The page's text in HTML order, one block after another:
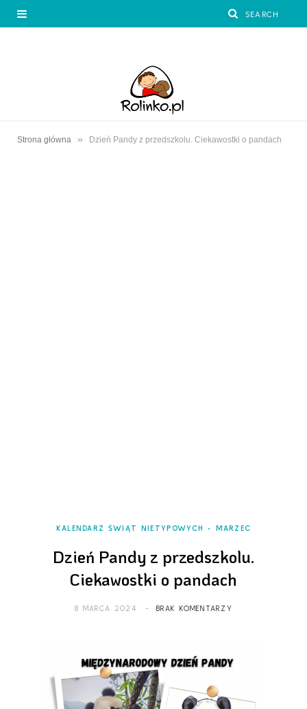
Strona główna » Dzień Pandy z przedszkolu. Ciekawostki o pandach
KALENDARZ ŚWIĄT NIETYPOWYCH MARZEC
Dzień Pandy z przedszkolu.
Ciekawostki o pandach
8 MARCA 2024 BRAK KOMENTARZY